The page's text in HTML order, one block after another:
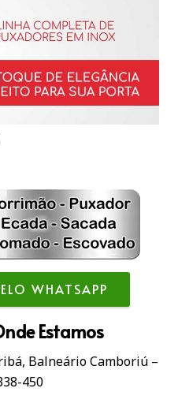
WHATSAPP
Estamos
Balneário Camboriú –
450